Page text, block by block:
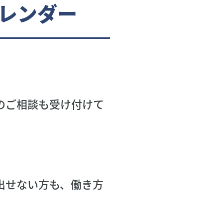
ンダー
相談も受け付けて
ない方も、働き方